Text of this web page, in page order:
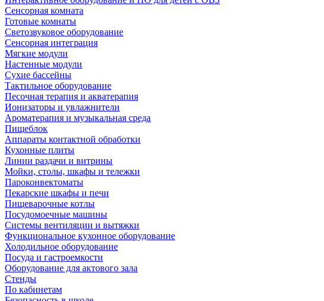
Сенсорная комната
Готовые комнаты
Светозвуковое оборудование
Сенсорная интеграция
Мягкие модули
Настенные модули
Сухие бассейны
Тактильное оборудование
Песочная терапия и акватерапия
Ионизаторы и увлажнители
Ароматерапия и музыкальная среда
Пищеблок
Аппараты контактной обработки
Кухонные плиты
Линии раздачи и витрины
Мойки, столы, шкафы и тележки
Пароконвектоматы
Пекарские шкафы и печи
Пищеварочные котлы
Посудомоечные машины
Системы вентиляции и вытяжки
Функциональное кухонное оборудование
Холодильное оборудование
Посуда и гастроемкости
Оборудование для актового зала
Стенды
По кабинетам